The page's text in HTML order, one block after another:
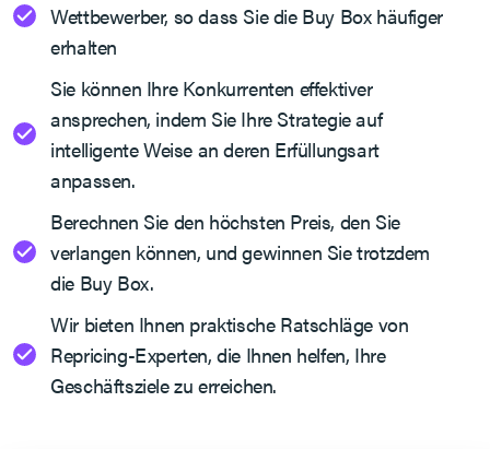
Wettbewerber, so dass Sie die Buy Box häufiger
erhalten
Sie können Ihre Konkurrenten effektiver
ansprechen, indem Sie Ihre Strategie auf
intelligente Weise an deren Erfüllungsart
anpassen.
Berechnen Sie den höchsten Preis, den Sie
verlangen können, und gewinnen Sie trotzdem
die Buy Box.
Wir bieten Ihnen praktische Ratschläge von
Repricing-Experten, die Ihnen helfen, Ihre
Geschäftsziele zu erreichen.